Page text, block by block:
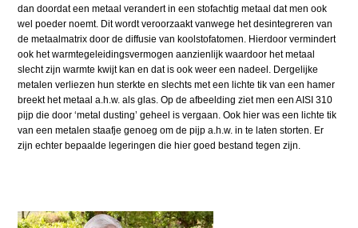
dan doordat een metaal verandert in een stofachtig metaal dat men ook
wel poeder noemt. Dit wordt veroorzaakt vanwege het desintegreren van
de metaalmatrix door de diffusie van koolstofatomen. Hierdoor vermindert
ook het warmtegeleidingsvermogen aanzienlijk waardoor het metaal
slecht zijn warmte kwijt kan en dat is ook weer een nadeel. Dergelijke
metalen verliezen hun sterkte en slechts met een lichte tik van een hamer
breekt het metaal a.h.w. als glas. Op de afbeelding ziet men een AISI 310
pijp die door ‘metal dusting’ geheel is vergaan. Ook hier was een lichte tik
van een metalen staafje genoeg om de pijp a.h.w. in te laten storten. Er
zijn echter bepaalde legeringen die hier goed bestand tegen zijn.